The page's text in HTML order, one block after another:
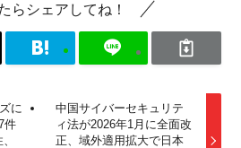
らシェアしてね！
に
件
中国サイバーセキュリテ
ィ法が2026年1月に全面改
正、域外適用拡大で日本